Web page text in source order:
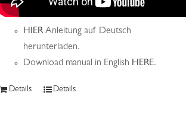
HIERAnleitung auf Deutsch
herunterladen.
Download manual in English HERE.
Details Details